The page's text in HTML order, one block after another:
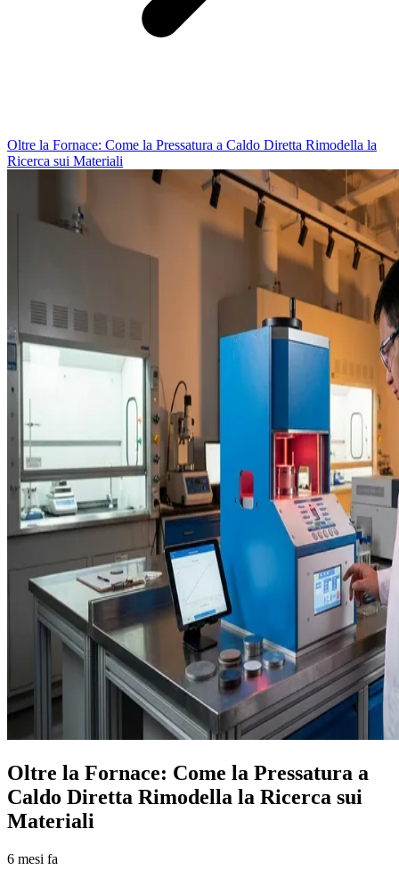
Oltre la Fornace: Come la Pressatura a Caldo Diretta Rimodella la
Ricerca sui Materiali
Oltre la Fornace: Come la Pressatura a
Caldo Diretta Rimodella la Ricerca sui
Materiali
6 mesi fa